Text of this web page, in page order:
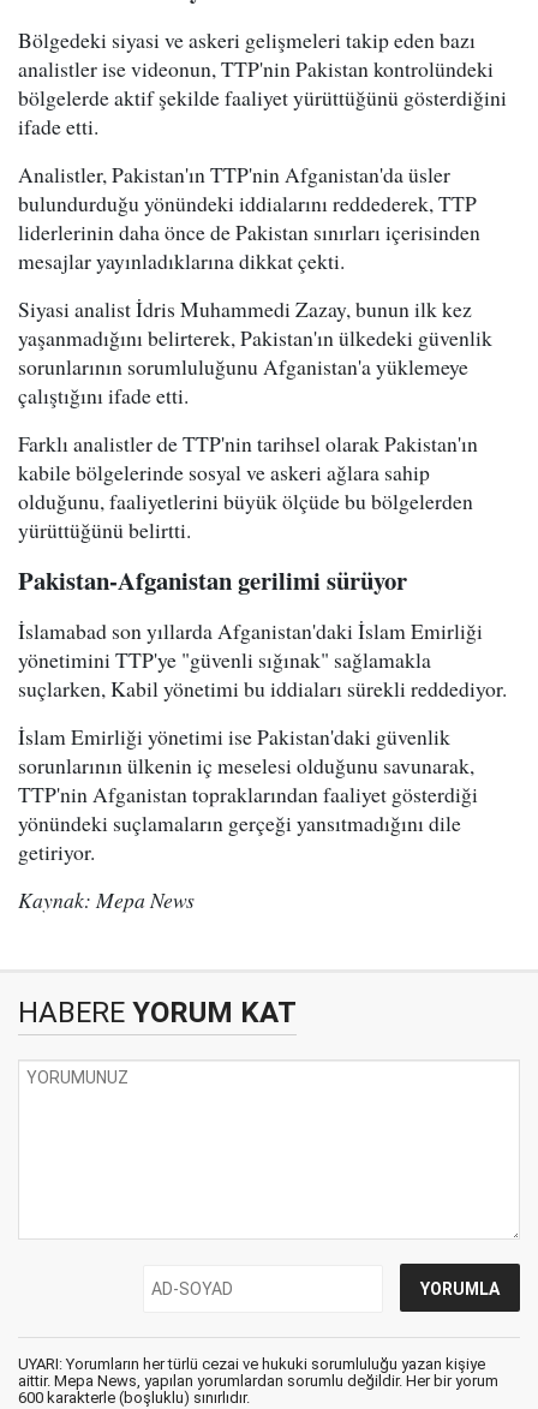
Bölgedeki siyasi ve askeri gelişmeleri takip eden bazı
analistler ise videonun, TTP'nin Pakistan kontrolündeki
bölgelerde aktif şekilde faaliyet yürüttüğünü gösterdiğini
ifade etti.
Analistler, Pakistan'ın TTP'nin Afganistan'da üsler
bulundurduğu yönündeki iddialarını reddederek, TTP
liderlerinin daha önce de Pakistan sınırları içerisinden
mesajlar yayınladıklarına dikkat çekti.
Siyasi analist İdris Muhammedi Zazay, bunun ilk kez
yaşanmadığını belirterek, Pakistan'ın ülkedeki güvenlik
sorunlarının sorumluluğunu Afganistan'a yüklemeye
çalıştığını ifade etti.
Farklı analistler de TTP'nin tarihsel olarak Pakistan'ın
kabile bölgelerinde sosyal ve askeri ağlara sahip
olduğunu, faaliyetlerini büyük ölçüde bu bölgelerden
yürüttüğünü belirtti.
Pakistan-Afganistan gerilimi sürüyor
İslamabad son yıllarda Afganistan'daki İslam Emirliği
yönetimini TTP'ye "güvenli sığınak" sağlamakla
suçlarken, Kabil yönetimi bu iddiaları sürekli reddediyor.
İslam Emirliği yönetimi ise Pakistan'daki güvenlik
sorunlarının ülkenin iç meselesi olduğunu savunarak,
TTP'nin Afganistan topraklarından faaliyet gösterdiği
yönündeki suçlamaların gerçeği yansıtmadığını dile
getiriyor.
Kaynak: Mepa News
HABERE YORUM KAT
UYARI: Yorumların her türlü cezai ve hukuki sorumluluğu yazan kişiye
aittir. Mepa News, yapılan yorumlardan sorumlu değildir. Her bir yorum
600 karakterle (boşluklu) sınırlıdır.